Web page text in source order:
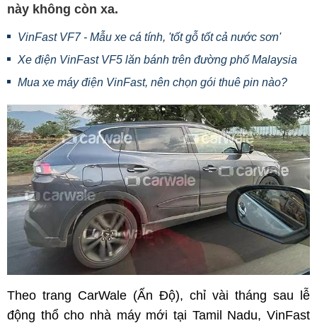
này không còn xa.
VinFast VF7 - Mẫu xe cá tính, 'tốt gỗ tốt cả nước sơn'
Xe điện VinFast VF5 lăn bánh trên đường phố Malaysia
Mua xe máy điện VinFast, nên chọn gói thuê pin nào?
Theo trang CarWale (Ấn Độ), chỉ vài tháng sau lễ
động thổ cho nhà máy mới tại Tamil Nadu, VinFast